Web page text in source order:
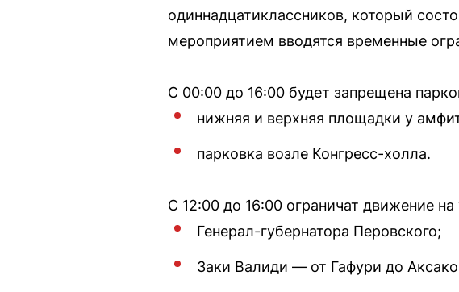
одиннадцатиклассников, который
мероприятием вводятся временные
С 00:00 до 16:00 будет запрещена
нижняя и верхняя площадки у
парковка возле Конгресс-холла.
С 12:00 до 16:00 ограничат движение на
Генерал-губернатора Перовского;
Заки Валиди — от Гафури до